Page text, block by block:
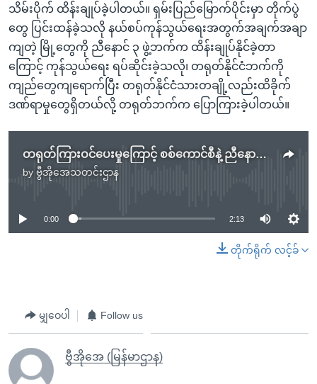
သိမ်းပိုက် ထိန်းချုပ်ခဲ့ပါတယ်။ ရှမ်းပြည်မြောက်ပိုင်းမှာ တိုက်ပွဲ
တွေ ပြင်းထန်ခဲ့သလို နယ်စပ်ကုန်သွယ်ရေးအတွက်အချက်အချာ
ကျတဲ့ မြို့တွေကို ညီနောင် ၃ ဖွဲ့ဘက်က ထိန်းချုပ်နိုင်ခဲ့တာ
ကြောင့် ကုန်သွယ်ရေး ရပ်ဆိုင်းခဲ့သလို၊ တရုတ်နိုင်ငံဘက်ကို
ကျည်တွေကျရောက်ပြီး တရုတ်နိုင်ငံသားတချို့လည်းထိခိုက်
ဒဏ်ရာမှုတွေရှိတယ်လို့ တရုတ်ဘက်က ပြောကြားခဲ့ပါတယ်။
တရုတ်ကြားဝင်ပေးမှုကြောင့် စစ်ကောင်စီနဲ့ ညီနောင်သုံးဖွဲ့ ယာယီအပစ်ရပ်
by ဗွီအိုအေသတင်းဌာန
No media source currently available
0:00 2:13
တိုက်ရိုက် လင့်ခ်
မျှဝေပါ Follow us
ဗွီအိုအေ (မြန်မာဌာန)